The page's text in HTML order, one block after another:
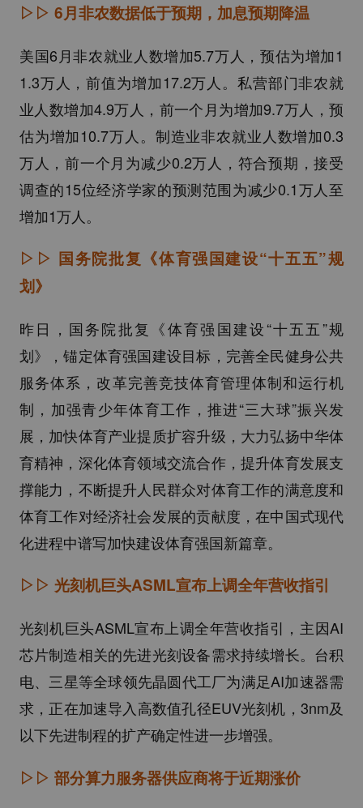
▷▷ 6月非农数据低于预期，加息预期降温
美国6月非农就业人数增加5.7万人，预估为增加1
1.3万人，前值为增加17.2万人。私营部门非农就
业人数增加4.9万人，前一个月为增加9.7万人，预
估为增加10.7万人。制造业非农就业人数增加0.3
万人，前一个月为减少0.2万人，符合预期，接受
调查的15位经济学家的预测范围为减少0.1万人至
增加1万人。
▷▷ 国务院批复《体育强国建设“十五五”规
划》
昨日，国务院批复《体育强国建设“十五五”规
划》，锚定体育强国建设目标，完善全民健身公共
服务体系，改革完善竞技体育管理体制和运行机
制，加强青少年体育工作，推进“三大球”振兴发
展，加快体育产业提质扩容升级，大力弘扬中华体
育精神，深化体育领域交流合作，提升体育发展支
撑能力，不断提升人民群众对体育工作的满意度和
体育工作对经济社会发展的贡献度，在中国式现代
化进程中谱写加快建设体育强国新篇章。
▷▷ 光刻机巨头ASML宣布上调全年营收指引
光刻机巨头ASML宣布上调全年营收指引，主因AI
芯片制造相关的先进光刻设备需求持续增长。台积
电、三星等全球领先晶圆代工厂为满足AI加速器需
求，正在加速导入高数值孔径EUV光刻机，3nm及
以下先进制程的扩产确定性进一步增强。
▷▷ 部分算力服务器供应商将于近期涨价